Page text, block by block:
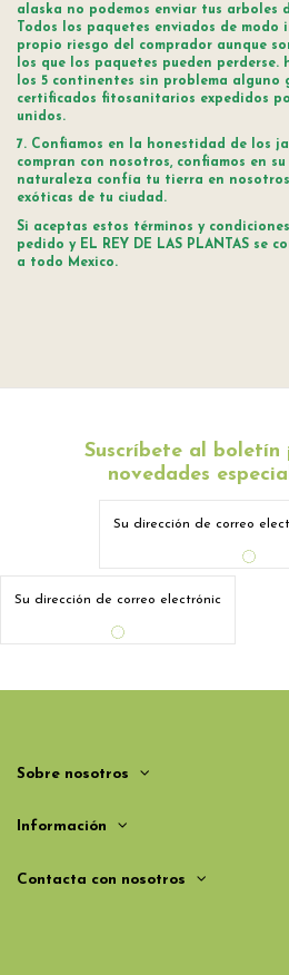
alaska no podemos enviar tus arboles
Todos los paquetes enviados de
propio riesgo del comprador aunque
los que los paquetes pueden perderse.
los 5 continentes sin problema alguno
certificados fitosanitarios expedidos
unidos.
7. Confiamos en la honestidad de los
compran con nosotros, confiamos en
naturaleza confía tu tierra en
exóticas de tu ciudad.
Si aceptas estos términos y
pedido y EL REY DE LAS PLANTAS se
a todo Mexico.
Suscríbete al boletín
novedades
Sobre nosotros
Información
Contacta con nosotros